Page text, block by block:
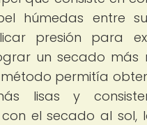
húmedas entre
presión para
un secado más
método permitía
lisas y
el secado al sol,